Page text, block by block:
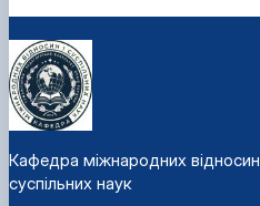
Кафедра міжнародних відносин
суспільних наук